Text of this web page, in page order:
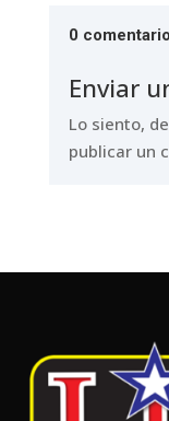
0
Enviar
Lo siento,
publicar un